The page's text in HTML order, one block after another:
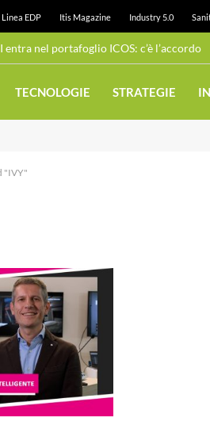
Linea EDP Itis Magazine Industry 5.0
nel portafoglio ICOS: c’è l’accordo
TECNOLOGIE STRATEGIE
"IVY"